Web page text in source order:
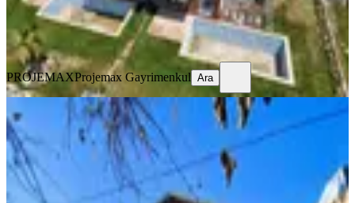
PROJEMAXProjemax Gayrimenkul
Ara
PROJEMAXProjemax Gayrimenkul Ara
Fiyatı Düşürdük Araptepe Mevkii
Satılık Full Lebiderya Villa
Silivri, Selimpaşa Mahallesi
7+2· 463 m²·01.08.2026